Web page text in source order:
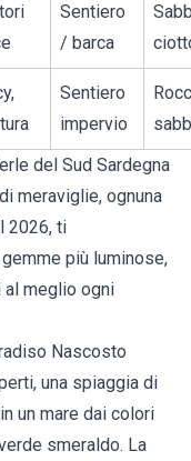
Sentiero
/ barca
Sentiero
impervio
del Sud Sardegna
meraviglie, ognuna
2026, ti
più luminose,
meglio ogni
Nascosto
una spiaggia di
un mare dai colori
smeraldo. La